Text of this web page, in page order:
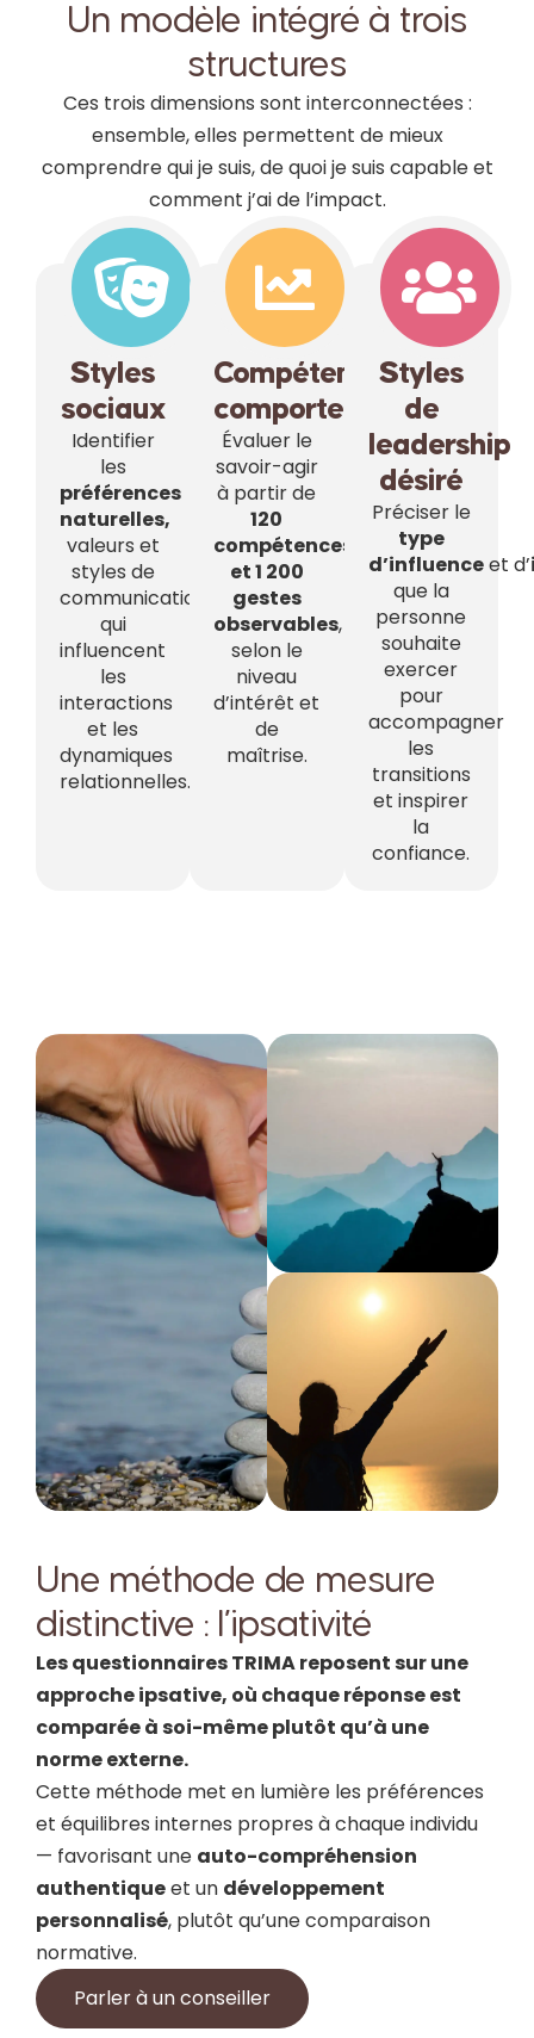
Un modèle intégré à trois
structures
Ces trois dimensions sont interconnectées :
ensemble, elles permettent de mieux
comprendrequi je suis,de quoi je suis capableet
comment j’ai de l’impact.
Styles
sociaux
Identifier
les
préférences
naturelles,
valeurs et
styles de
communication
qui
influencent
les
interactions
et les
dynamiques
relationnelles.
Compétences
comportementales
Évaluer le
savoir-agir
à partir de
120
compétences
et 1 200
gestes
observables,
selon le
niveau
d’intérêt et
de
maîtrise.
Styles
de
leadership
désiré
Préciser le
type
d’influenceet d’
que la
personne
souhaite
exercer
pour
accompagner
les
transitions
et inspirer
la
confiance.
Une méthode de mesure
distinctive : l’ipsativité
Les questionnaires TRIMA reposent sur une
approche ipsative, où chaque réponse est
comparée à soi-même plutôt qu’à une
norme externe.
Cette méthode met en lumière les préférences
et équilibres internes propres à chaque individu
— favorisant une auto-compréhension
authentiqueet un développement
personnalisé, plutôt qu’une comparaison
normative.
Parler à un conseiller